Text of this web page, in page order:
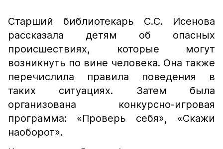
Старший библиотекарь С.С. Исенова
рассказала детям об опасных
происшествиях, которые могут
возникнуть по вине человека. Она также
перечислила правила поведения в
таких ситуациях. Затем была
организована конкурсно-игровая
программа: «Проверь себя», «Скажи
наоборот».